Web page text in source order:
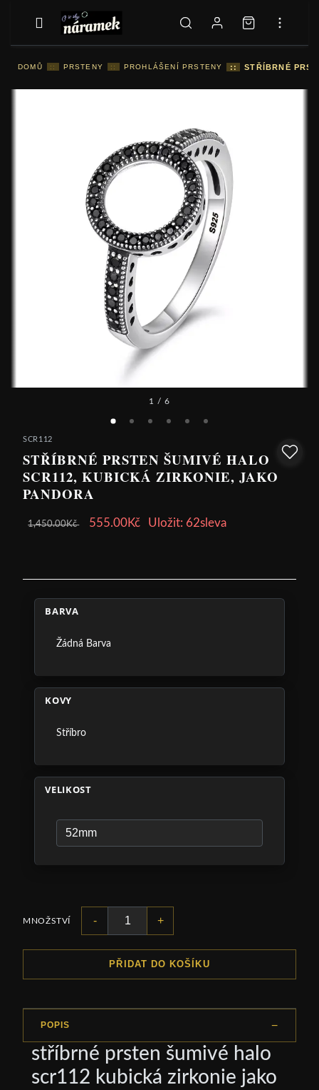
DOMŮ :: PRSTENY :: PROHLÁŠENÍ PRSTENY :: STŘÍBRNÉ
1 / 6
SCR112
STŘÍBRNÉ PRSTEN ŠUMIVÉ HALO
SCR112, KUBICKÁ ZIRKONIE, JAKO
PANDORA
1,450.00Kč 555.00Kč Uložit: 62sleva
BARVA
Žádná Barva
KOVY
Stříbro
VELIKOST
MNOŽSTVÍ - +
PŘIDAT DO KOŠÍKU
POPIS
stříbrné prsten šumivé halo
scr112 kubická zirkonie jako